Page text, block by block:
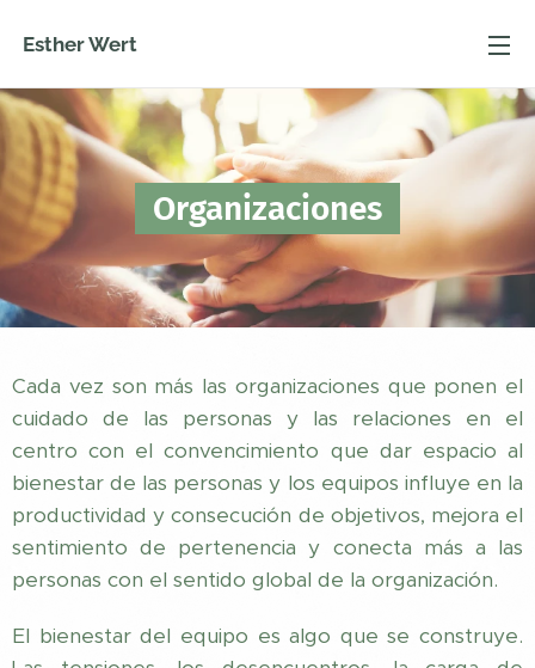
Esther Wert
Organizaciones
Cada vez son más las organizaciones que ponen el
cuidado de las personas y las relaciones en el
centro con el convencimiento que dar espacio al
bienestar de las personas y los equipos influye en la
productividad y consecución de objetivos, mejora el
sentimiento de pertenencia y conecta más a las
personas con el sentido global de la organización.
El bienestar del equipo es algo que se construye.